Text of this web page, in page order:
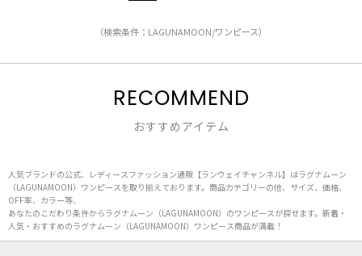
（検索条件：LAGUNAMOON/ワンピース）
RECOMMEND
おすすめアイテム
人気ブランドの公式、レディースファッション通販【ランウェイチャンネル】はラグナムーン
（LAGUNAMOON）ワンピースを取り揃えております。商品カテゴリーの他、サイズ、価格、
OFF率、カラー等、
あなたのこだわり条件からラグナムーン（LAGUNAMOON）のワンピースが探せます。新着・
人気・おすすめのラグナムーン（LAGUNAMOON）ワンピース商品が満載！